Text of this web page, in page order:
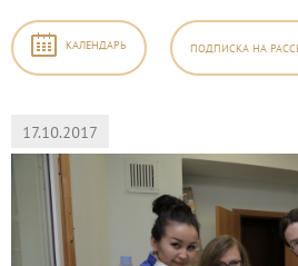
КАЛЕНДАРЬ ПОДПИСКА НА
17.10.2017